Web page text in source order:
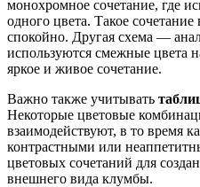
монохромное сочетание, где
одного цвета. Такое
спокойно. Другая схема —
используются смежные цвета
яркое и живое сочетание.
Важно также учитывать
Некоторые цветовые
взаимодействуют, в то время
контрастными или
цветовых сочетаний для
внешнего вида клумбы.